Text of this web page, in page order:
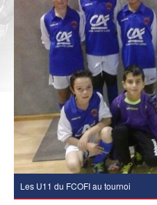
Les U11 du FCOFI au tournoi